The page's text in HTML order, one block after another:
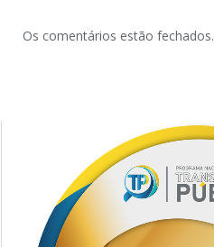
Os comentários estão fechados.